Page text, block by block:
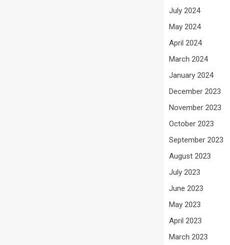
July 2024
May 2024
April 2024
March 2024
January 2024
December 2023
November 2023
October 2023
September 2023
August 2023
July 2023
June 2023
May 2023
April 2023
March 2023